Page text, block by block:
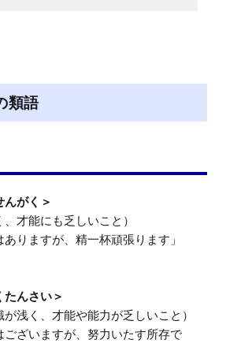
類語
がく＞
、才能にも乏しいこと）
ありますが、精一杯頑張ります」
んさい＞
が浅く、才能や能力が乏しいこと）
ございますが、努力いたす所存で